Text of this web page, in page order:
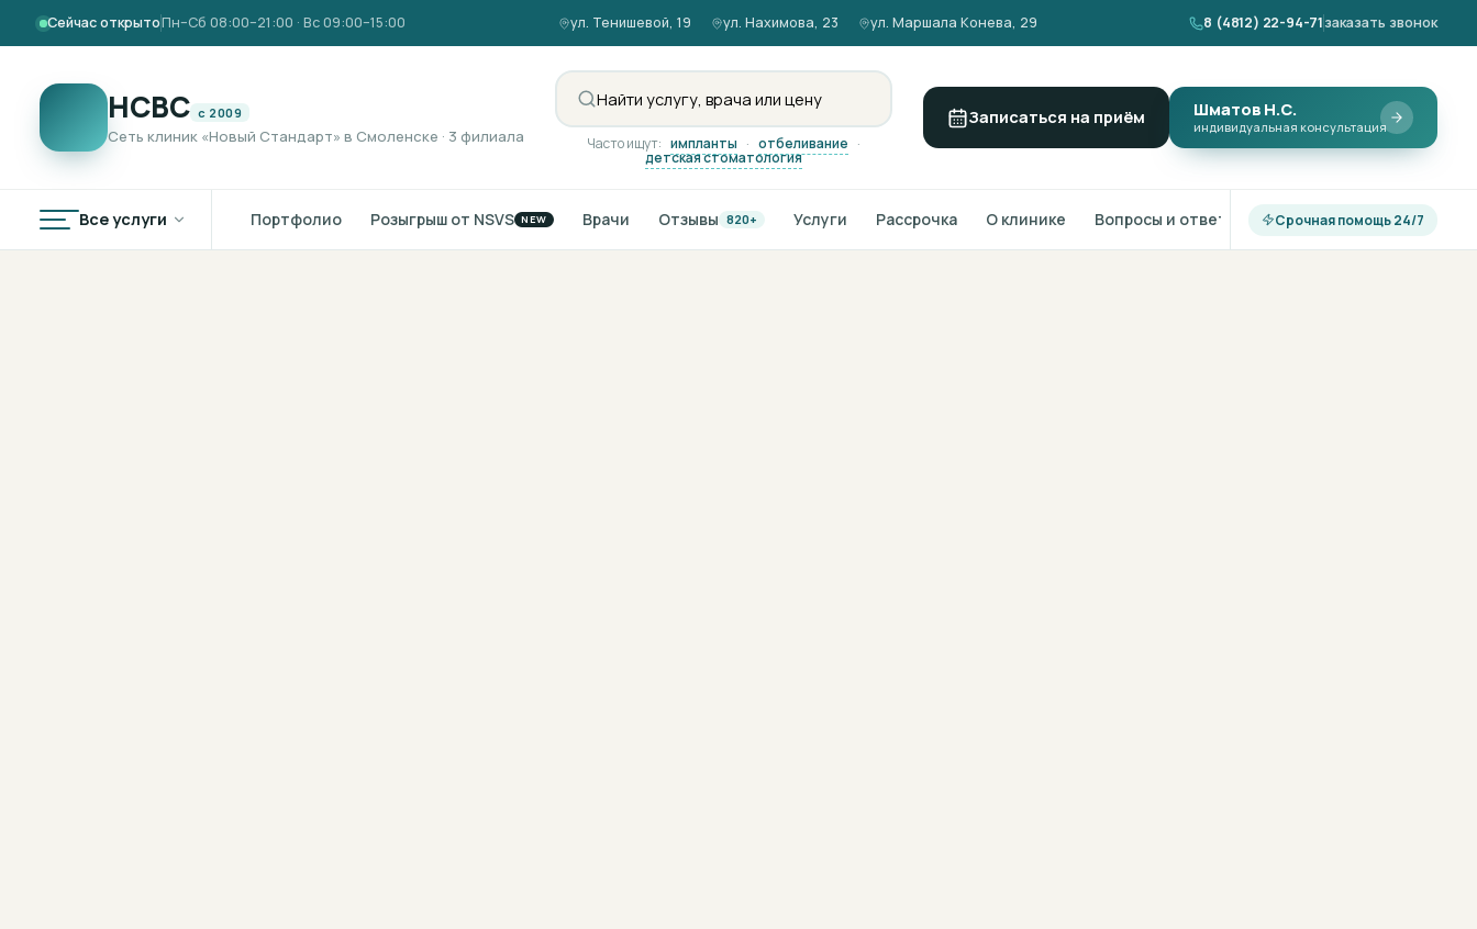
Сейчас открытоПн–Сб 08:00–21:00 · Вс 09:00–15:00 ул. Тенишевой, 19 ул. Нахимова, 23 ул. Маршала Конева, 29 8 (4812) 22-94-71заказать звонок
НСВС с 2009
Сеть клиник «Новый Стандарт» в Смоленске · 3 филиала Часто ищут: импланты · отбеливание ·
детская стоматология
Записаться на приём Шматов Н.С.
индивидуальная консультация
Все услуги Портфолио Розыгрыш от NSVS NEW Врачи Отзывы 820+ Услуги Рассрочка О клинике Вопросы и ответы Срочная помощь 24/7